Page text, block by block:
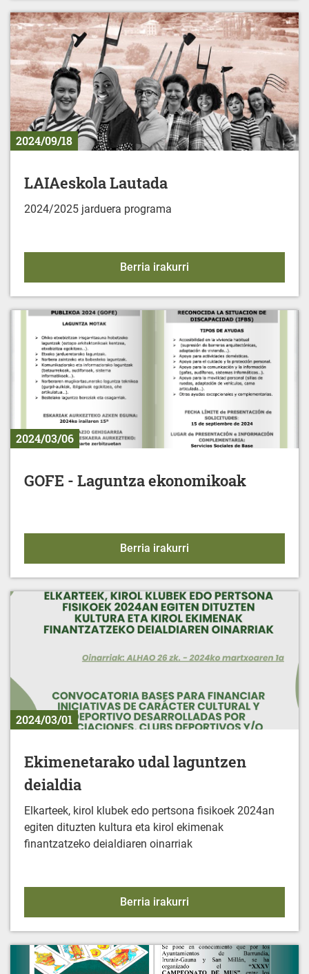
2024/09/18
LAIAeskola Lautada
2024/2025 jarduera programa
Berria irakurri
2024/03/06
GOFE - Laguntza ekonomikoak
Berria irakurri
2024/03/01
Ekimenetarako udal laguntzen
deialdia
Elkarteek, kirol klubek edo pertsona fisikoek 2024an
egiten dituzten kultura eta kirol ekimenak
finantzatzeko deialdiaren oinarriak
Berria irakurri